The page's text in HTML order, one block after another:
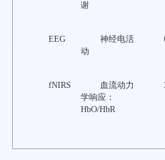
谢
EEG
神经电活
动
fNIRS
血流动力
学响应：
HbO/HbR